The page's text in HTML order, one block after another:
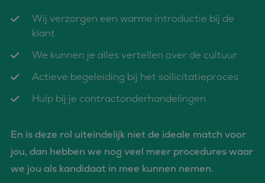
Wij verzorgen een warme introductie bij de
klant
We kunnen je alles vertellen over de cultuur
Actieve begeleiding bij het sollicitatieproces
Hulp bij je contractonderhandelingen
En is deze rol uiteindelijk niet de ideale match voor
jou, dan hebben we nog veel meer procedures waar
we jou als kandidaat in mee kunnen nemen.